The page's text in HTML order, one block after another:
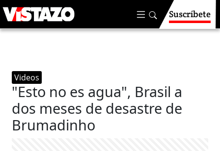
Suscríbete
Videos
"Esto no es agua", Brasil a
dos meses de desastre de
Brumadinho